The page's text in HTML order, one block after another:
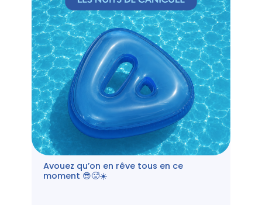
Avouez qu’on en rêve tous en ce
moment 😎🥵☀️